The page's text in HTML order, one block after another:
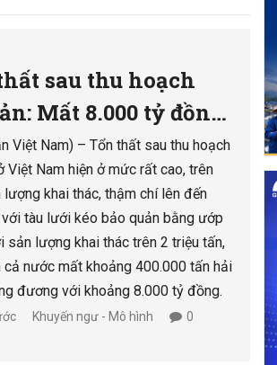
sau thu hoạch
Mất 8.000 tỷ đồng
Việt Nam) – Tổn thất sau thu hoạch
Việt Nam hiện ở mức rất cao, trên
lượng khai thác, thậm chí lên đến
tàu lưới kéo bảo quản bằng ướp
sản lượng khai thác trên 2 triệu tấn,
cả nước mất khoảng 400.000 tấn hải
đương với khoảng 8.000 tỷ đồng.
Khuyến ngư - Mô hình 0